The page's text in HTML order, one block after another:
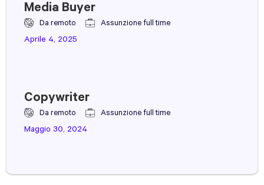
Media Buyer
Da remoto Assunzione full time
Aprile 4, 2025
Copywriter
Da remoto Assunzione full time
Maggio 30, 2024